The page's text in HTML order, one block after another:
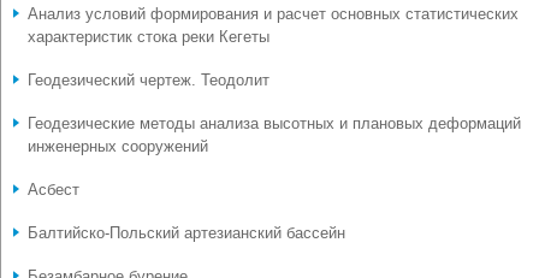
Анализ условий формирования и расчет основных статистических
характеристик стока реки Кегеты
Геодезический чертеж. Теодолит
Геодезические методы анализа высотных и плановых деформаций
инженерных сооружений
Асбест
Балтийско-Польский артезианский бассейн